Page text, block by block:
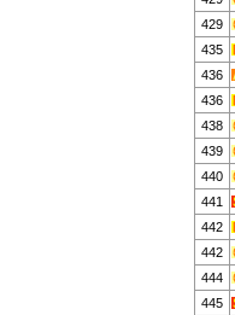
429
435
436
436
438
439
440
441
442
442
444
445